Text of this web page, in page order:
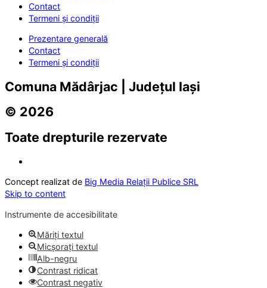
Contact
Termeni și condiții
Prezentare generală
Contact
Termeni și condiții
Comuna Mădârjac | Județul Iași
© 2026
Toate drepturile rezervate
Concept realizat de Big Media Relații Publice SRL
Skip to content
Instrumente de accesibilitate
Măriți textul
Micșorați textul
Alb-negru
Contrast ridicat
Contrast negativ